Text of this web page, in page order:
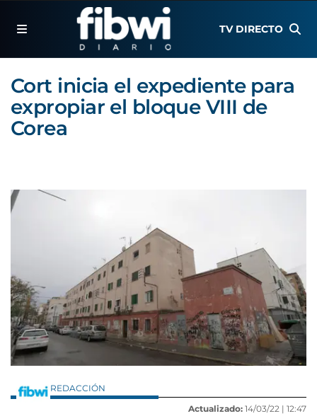
TV DIRECTO
Cort inicia el expediente para
expropiar el bloque VIII de
Corea
REDACCIÓN
Actualizado: 14/03/22 | 12:47